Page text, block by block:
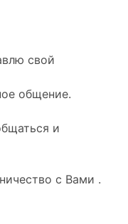
свой
общение.
и
с Вами .